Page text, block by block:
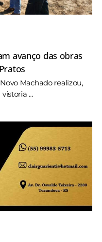
avanço das obras
Machado realizou,
...